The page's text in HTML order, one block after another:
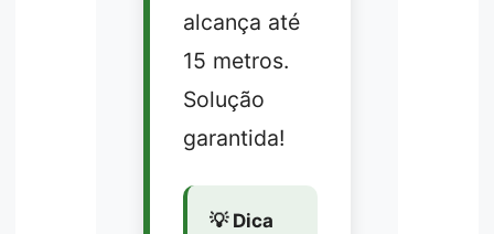
alcança até
15 metros.
Solução
garantida!
💡 Dica